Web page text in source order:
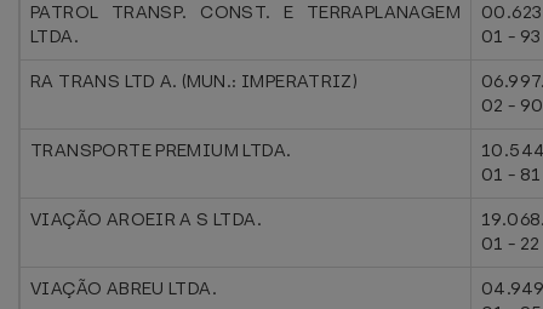
PATROL TRANSP. CONST. E TERRAPLANAGEM
LTDA.
01 - 93
RA TRANS LTD A. (MUN.: IMPERATRIZ)
02 - 90
TRANSPORTE PREMIUM LTDA.
01 - 81
VIAÇÃO AROEIR A S LTDA.
01 - 22
VIAÇÃO ABREU LTDA.